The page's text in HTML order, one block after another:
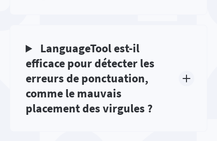
LanguageTool est-il
efficace pour détecter les
erreurs de ponctuation,
comme le mauvais
placement des virgules ?